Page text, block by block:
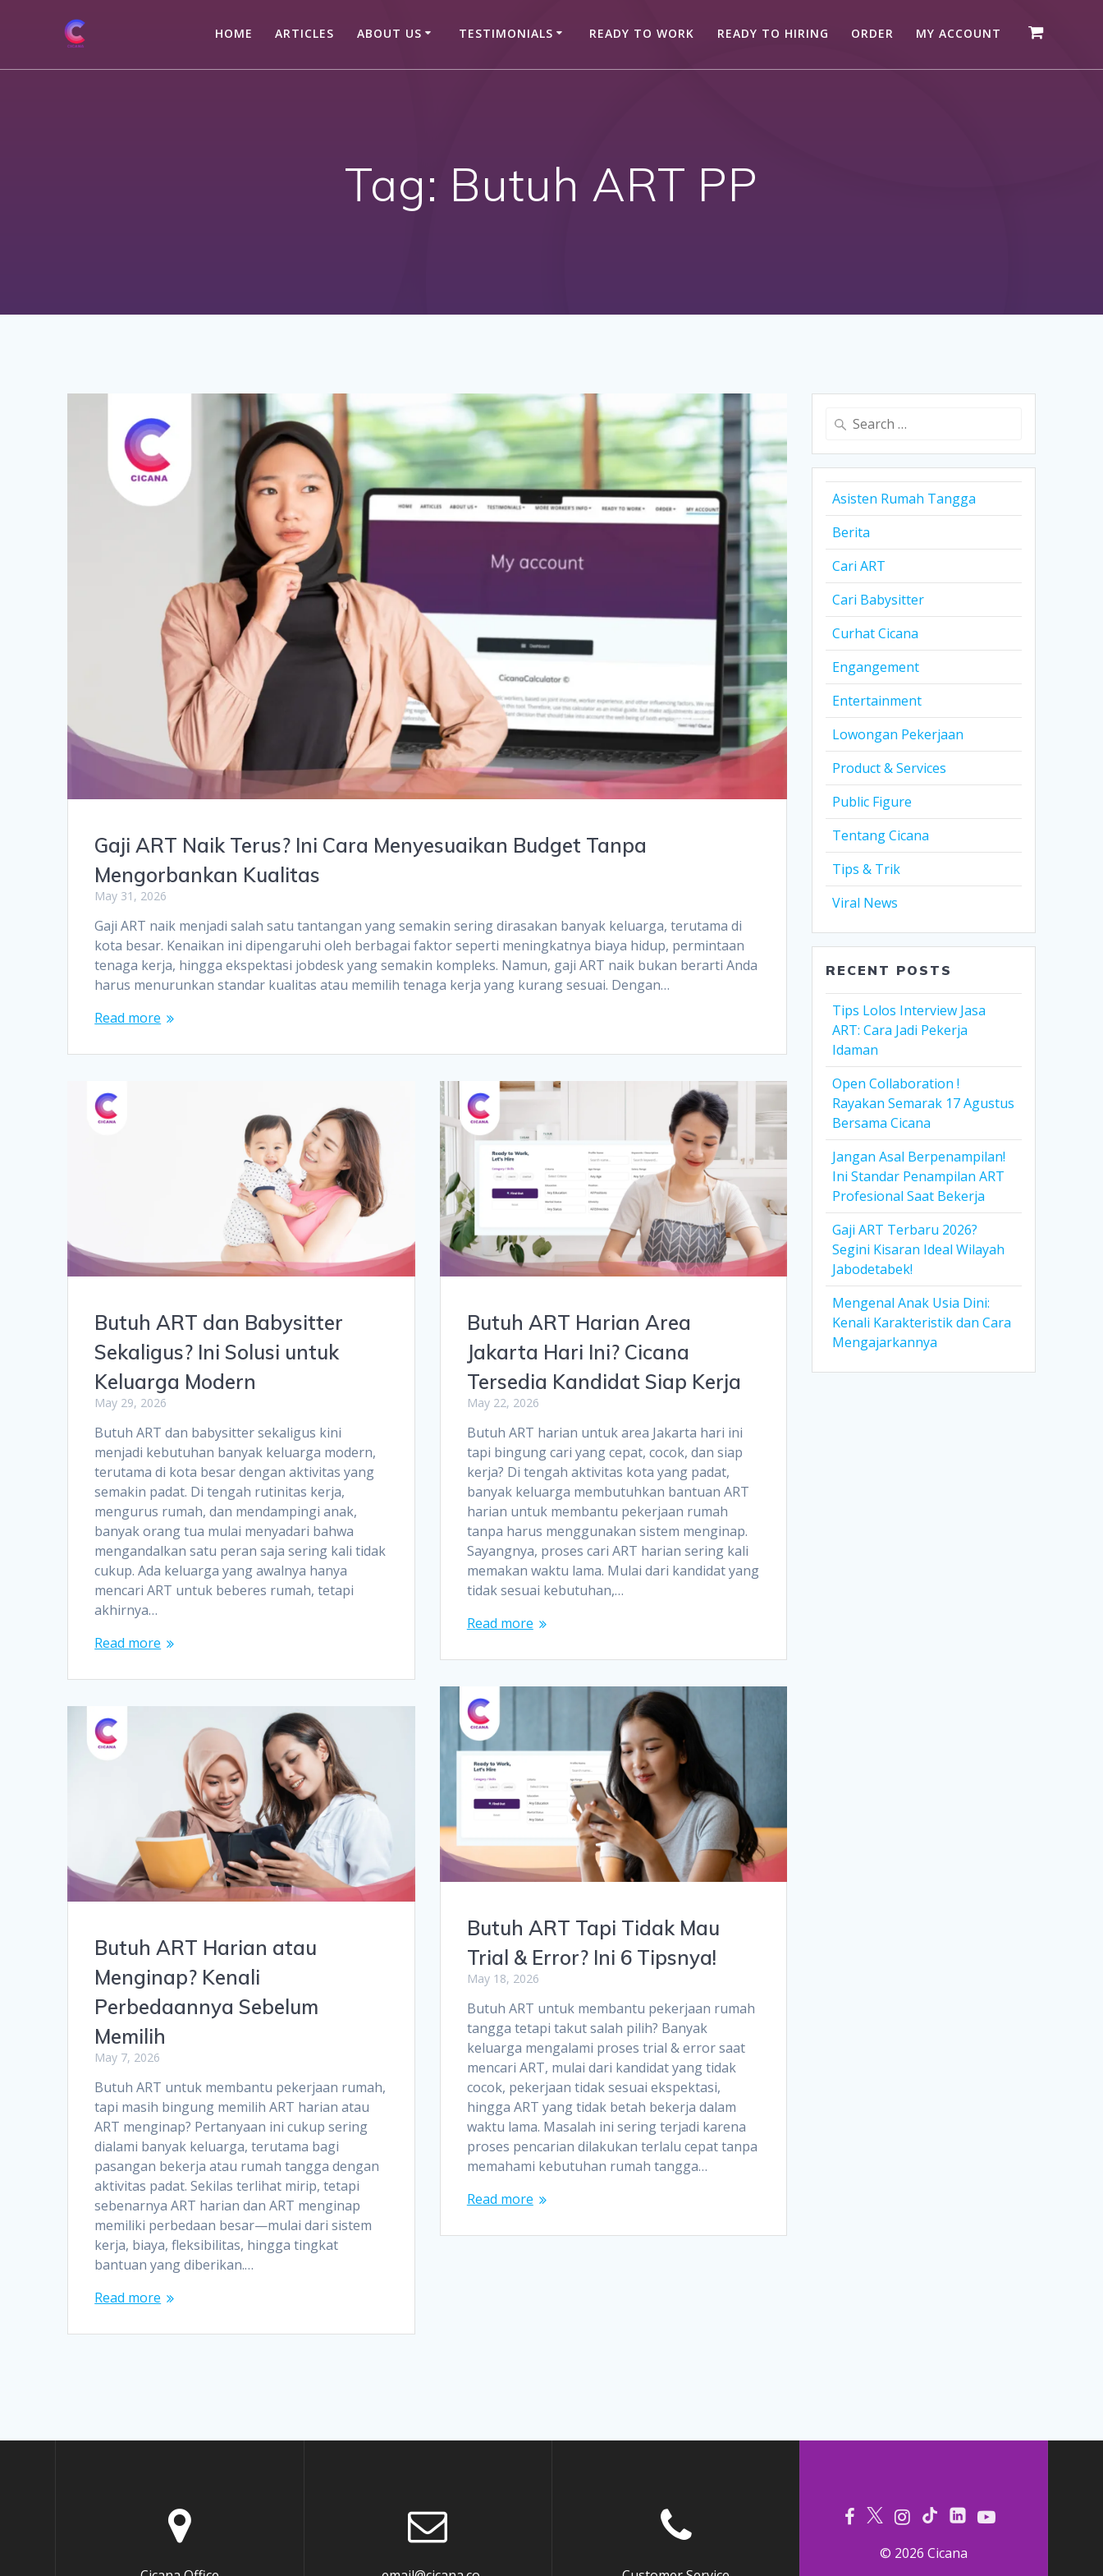
HOME ARTICLES ABOUT US TESTIMONIALS READY TO WORK READY TO HIRING ORDER MY ACCOUNT
Tag: Butuh ART PP
Gaji ART Naik Terus? Ini Cara Menyesuaikan Budget Tanpa
Mengorbankan Kualitas
May 31, 2026
Gaji ART naik menjadi salah satu tantangan yang semakin sering dirasakan banyak keluarga, terutama di
kota besar. Kenaikan ini dipengaruhi oleh berbagai faktor seperti meningkatnya biaya hidup, permintaan
tenaga kerja, hingga ekspektasi jobdesk yang semakin kompleks. Namun, gaji ART naik bukan berarti Anda
harus menurunkan standar kualitas atau memilih tenaga kerja yang kurang sesuai. Dengan…
Read more
Butuh ART dan Babysitter
Sekaligus? Ini Solusi untuk
Keluarga Modern
May 29, 2026
Butuh ART dan babysitter sekaligus kini
menjadi kebutuhan banyak keluarga modern,
terutama di kota besar dengan aktivitas yang
semakin padat. Di tengah rutinitas kerja,
mengurus rumah, dan mendampingi anak,
banyak orang tua mulai menyadari bahwa
mengandalkan satu peran saja sering kali tidak
cukup. Ada keluarga yang awalnya hanya
mencari ART untuk beberes rumah, tetapi
akhirnya…
Read more
Butuh ART Harian Area
Jakarta Hari Ini? Cicana
Tersedia Kandidat Siap Kerja
May 22, 2026
Butuh ART harian untuk area Jakarta hari ini
tapi bingung cari yang cepat, cocok, dan siap
kerja? Di tengah aktivitas kota yang padat,
banyak keluarga membutuhkan bantuan ART
harian untuk membantu pekerjaan rumah
tanpa harus menggunakan sistem menginap.
Sayangnya, proses cari ART harian sering kali
memakan waktu lama. Mulai dari kandidat yang
tidak sesuai kebutuhan,…
Read more
Butuh ART Tapi Tidak Mau
Trial & Error? Ini 6 Tipsnya!
May 18, 2026
Butuh ART untuk membantu pekerjaan rumah
tangga tetapi takut salah pilih? Banyak
keluarga mengalami proses trial & error saat
mencari ART, mulai dari kandidat yang tidak
cocok, pekerjaan tidak sesuai ekspektasi,
hingga ART yang tidak betah bekerja dalam
waktu lama. Masalah ini sering terjadi karena
proses pencarian dilakukan terlalu cepat tanpa
memahami kebutuhan rumah tangga…
Read more
Butuh ART Harian atau
Menginap? Kenali
Perbedaannya Sebelum
Memilih
May 7, 2026
Butuh ART untuk membantu pekerjaan rumah,
tapi masih bingung memilih ART harian atau
ART menginap? Pertanyaan ini cukup sering
dialami banyak keluarga, terutama bagi
pasangan bekerja atau rumah tangga dengan
aktivitas padat. Sekilas terlihat mirip, tetapi
sebenarnya ART harian dan ART menginap
memiliki perbedaan besar—mulai dari sistem
kerja, biaya, fleksibilitas, hingga tingkat
bantuan yang diberikan.…
Read more
Search
Asisten Rumah Tangga
Berita
Cari ART
Cari Babysitter
Curhat Cicana
Engangement
Entertainment
Lowongan Pekerjaan
Product & Services
Public Figure
Tentang Cicana
Tips & Trik
Viral News
RECENT POSTS
Tips Lolos Interview Jasa
ART: Cara Jadi Pekerja
Idaman
Open Collaboration !
Rayakan Semarak 17 Agustus
Bersama Cicana
Jangan Asal Berpenampilan!
Ini Standar Penampilan ART
Profesional Saat Bekerja
Gaji ART Terbaru 2026?
Segini Kisaran Ideal Wilayah
Jabodetabek!
Mengenal Anak Usia Dini:
Kenali Karakteristik dan Cara
Mengajarkannya
© 2026 Cicana